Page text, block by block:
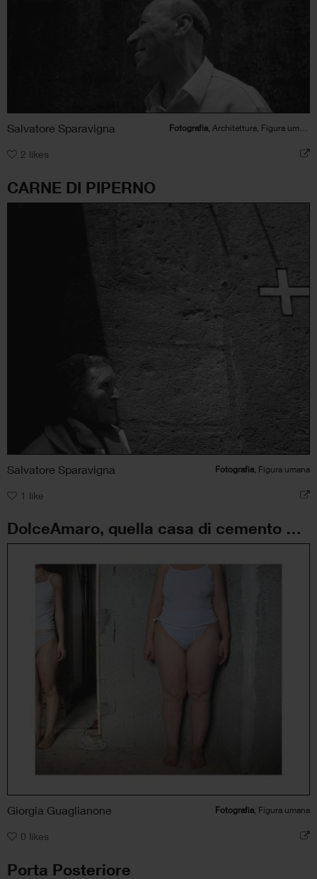
Salvatore Sparavigna Fotografia, Architettura, Figura umana
2 likes
CARNE DI PIPERNO
Salvatore Sparavigna Fotografia, Figura umana
1 like
DolceAmaro, quella casa di cemento non è mai stata verniciata
Giorgia Guaglianone Fotografia, Figura umana
0 likes
Porta Posteriore